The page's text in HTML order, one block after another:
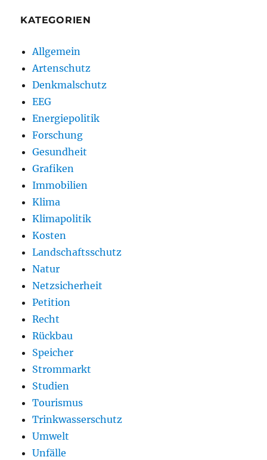
KATEGORIEN
Allgemein
Artenschutz
Denkmalschutz
EEG
Energiepolitik
Forschung
Gesundheit
Grafiken
Immobilien
Klima
Klimapolitik
Kosten
Landschaftsschutz
Natur
Netzsicherheit
Petition
Recht
Rückbau
Speicher
Strommarkt
Studien
Tourismus
Trinkwasserschutz
Umwelt
Unfälle